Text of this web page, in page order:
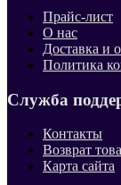
Прайс-лист
О нас
Доставка и
Политика
Служба
Контакты
Возврат
Карта сайта